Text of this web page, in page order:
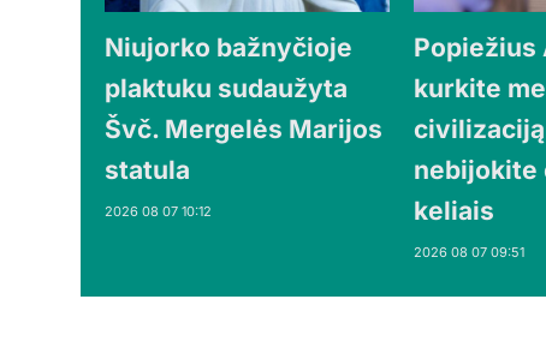
Niujorko bažnyčioje
plaktuku sudaužyta
Švč. Mergelės Marijos
statula
2026 08 07 10:12
Popiežius
kurkite
nebijokite
keliais
2026 08 07 09:51